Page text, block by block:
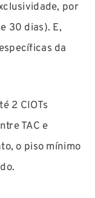
por
30 dias). E,
da
2 CIOTs
TAC e
o piso mínimo